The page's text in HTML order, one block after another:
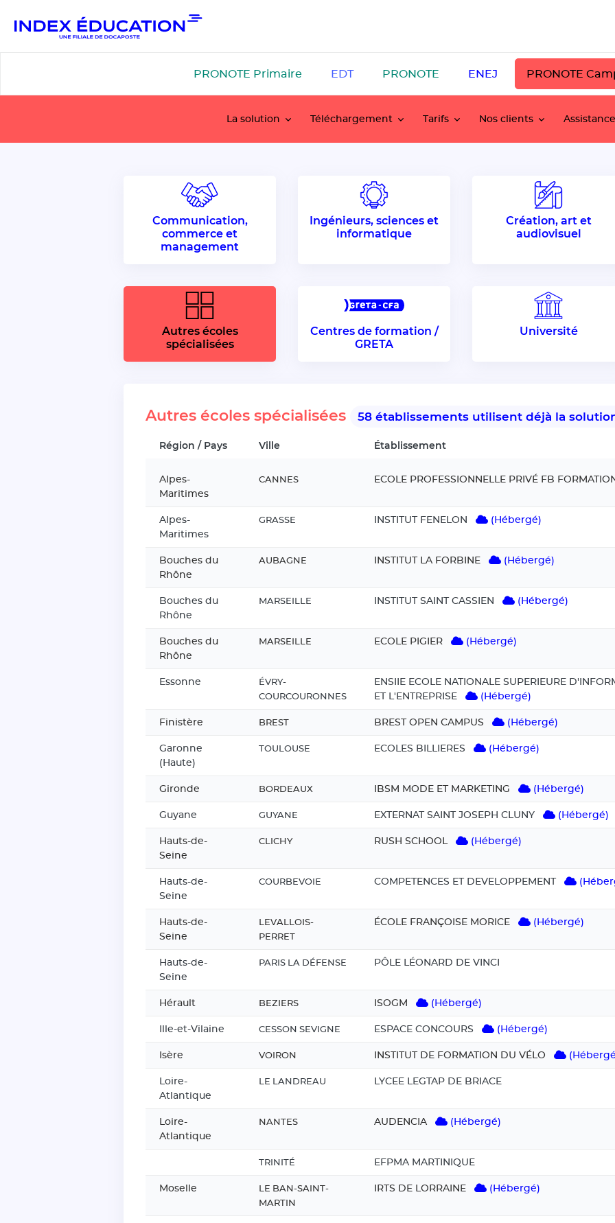
PRONOTE Primaire EDT PRONOTE ENEJ PRONOTE
La solution Téléchargement Tarifs Nos clients
Communication,
commerce et
management
Ingénieurs, sciences et
informatique
Création, art et
audiovisuel
Autres écoles
spécialisées
Centres de formation /
GRETA
Université
Autres écoles spécialisées 58 établissements utilisent déjà la
Région / Pays Ville Établissement
Alpes-
Maritimes
CANNES ECOLE PROFESSIONNELLE PRIVÉ FB
Alpes-
Maritimes
GRASSE INSTITUT FENELON (Hébergé)
Bouches du
Rhône
AUBAGNE INSTITUT LA FORBINE (Hébergé)
Bouches du
Rhône
MARSEILLE INSTITUT SAINT CASSIEN (Hébergé)
Bouches du
Rhône
MARSEILLE ECOLE PIGIER (Hébergé)
Essonne
ÉVRY-
COURCOURONNES
ENSIIE ECOLE NATIONALE SUPERIEURE
ET L'ENTREPRISE
(Hébergé)
Finistère BREST BREST OPEN CAMPUS (Hébergé)
Garonne
(Haute)
TOULOUSE ECOLES BILLIERES (Hébergé)
Gironde BORDEAUX IBSM MODE ET MARKETING (Hébergé)
Guyane GUYANE EXTERNAT SAINT JOSEPH CLUNY (Hébergé)
Hauts-de-
Seine
CLICHY RUSH SCHOOL (Hébergé)
Hauts-de-
Seine
COURBEVOIE COMPETENCES ET DEVELOPPEMENT
Hauts-de-
Seine
LEVALLOIS-
PERRET
ÉCOLE FRANÇOISE MORICE (Hébergé)
Hauts-de-
Seine
PARIS LA DÉFENSE PÔLE LÉONARD DE VINCI
Hérault BEZIERS ISOGM (Hébergé)
Ille-et-Vilaine CESSON SEVIGNE ESPACE CONCOURS (Hébergé)
Isère VOIRON INSTITUT DE FORMATION DU VÉLO
Loire-
Atlantique
LE LANDREAU LYCEE LEGTAP DE BRIACE
Loire-
Atlantique
NANTES AUDENCIA (Hébergé)
TRINITÉ EFPMA MARTINIQUE
Moselle
LE BAN-SAINT-
MARTIN
IRTS DE LORRAINE (Hébergé)